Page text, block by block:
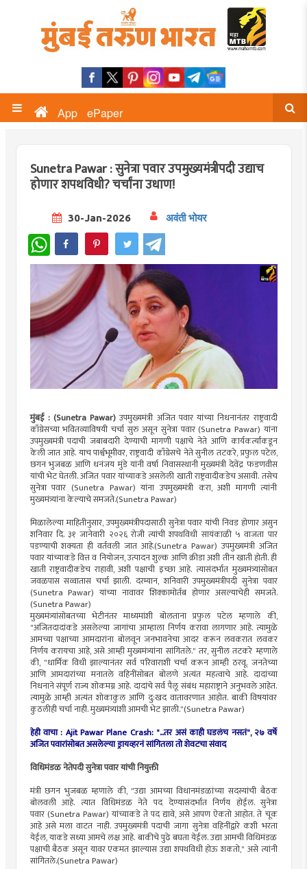
App ePaper
Sunetra Pawar : सुनेत्रा पवार उपमुख्यमंत्रीपदी उद्याच
होणार शपथविधी? चर्चांना उधाण!
30-Jan-2026 अवंती भोयर
WhatsApp
मुंबई : (Sunetra Pawar)उपमुख्यमंत्री अजित पवार यांच्या निधनानंतर राष्ट्रवादी
काँग्रेसच्या भवितव्याविषयी चर्चा सुरु असून सुनेत्रा पवार (Sunetra Pawar) यांना
उपमुख्यमंत्री पदाची जबाबदारी देण्याची मागणी पक्षाचे नेते आणि कार्यकर्त्यांकडून
केली जात आहे. याच पार्श्वभूमीवर, राष्ट्रवादी काँग्रेसचे नेते सुनील तटकरे, प्रफुल पटेल,
छगन भुजबळ आणि धनंजय मुंडे यांनी वर्षा निवासस्थानी मुख्यमंत्री देवेंद्र फडणवीस
यांची भेट घेतली. अजित पवार यांच्याकडे असलेली खाती राष्ट्रवादीकडेच असावी. तसेच
सुनेत्रा पवार (Sunetra Pawar) यांना उपमुख्यमंत्री करा, अशी मागणी त्यांनी
मुख्यमंत्र्यांना केल्याचे समजते.(Sunetra Pawar)
मिळालेल्या माहितीनुसार, उपमुख्यमंत्रीपदासाठी सुनेत्रा पवार यांची निवड होणार असुन
शनिवार दि. ३१ जानेवारी २०२६ रोजी त्यांची शपथविधी सायंकाळी ५ वाजता पार
पडण्याची शक्यता ही वर्तवली जात आहे.(Sunetra Pawar) उपमुख्यमंत्री अजित
पवार यांच्याकडे वित्त व नियोजन, उत्पादन शुल्क आणि क्रीडा अशी तीन खाती होती. ही
खाती राष्ट्रवादीकडेच राहावी, अशी पक्षाची इच्छा आहे. त्यासंदर्भात मुख्यमंत्र्यांसोबत
जवळपास सव्वातास चर्चा झाली. दरम्यान, शनिवारी उपमुख्यमंत्रीपदी सुनेत्रा पवार
(Sunetra Pawar) यांच्या नावावर शिक्कामोर्तब होणार असल्याचेही समजते.
(Sunetra Pawar)
मुख्यमंत्र्यांसोबतच्या भेटीनंतर माध्यमांशी बोलताना प्रफुल पटेल म्हणाले की,
"अजितदादांकडे असलेल्या जागांचा आम्हाला निर्णय करावा लागणार आहे. त्यामुळे
आमच्या पक्षाच्या आमदारांना बोलवून जनभावनेचा आदर करून लवकरात लवकर
निर्णय करायचा आहे, असे आम्ही मुख्यमंत्र्यांना सांगितले." तर, सुनील तटकरे म्हणाले
की, "धार्मिक विधी झाल्यानंतर सर्व परिवाराशी चर्चा करून आम्ही ठरवू. जनतेच्या
आणि आमदारांच्या मनातले वहिनींसोबत बोलणे अत्यंत महत्वाचे आहे. दादांच्या
निधनाने संपूर्ण राज्य शोकमग्न आहे. दादांचे सर्व पैलू संबंध महाराष्ट्राने अनुभवले आहेत.
त्यामुळे आम्ही अत्यंत शोकाकुल आणि दु:खद वातावरणात आहोत. बाकी विषयांवर
कुठलीही चर्चा नाही. मुख्यमंत्र्यांशी आमची भेट झाली."(Sunetra Pawar)
हेही वाचा : Ajit Pawar Plane Crash: "...तर असं काही घडलंच नसतं", २७ वर्षे
अजित पवारांसोबत असलेल्या ड्रायव्हरनं सांगितला तो शेवटचा संवाद
विधिमंडळ नेतेपदी सुनेत्रा पवार यांची नियुक्ती
मंत्री छगन भुजबळ म्हणाले की, "उद्या आमच्या विधानमंडळांच्या सदस्यांची बैठक
बोलवली आहे. त्यात विधिमंडळ नेते पद देण्यासंदर्भात निर्णय होईल. सुनेत्रा
पवार (Sunetra Pawar) यांच्याकडे ते पद द्यावे, असे आपण ऐकतो आहोत. ते चूक
आहे असे मला वाटत नाही. उपमुख्यमंत्री पदाची जागा सुनेत्रा वहिनींद्वारे कशी भरता
येईल, याकडे सध्या आमचे लक्ष आहे. बाकीचे पुढे बघता येईल. उद्या आमची विधिमंडळ
पक्षाची बैठक असून यावर एकमत झाल्यास उद्या शपथविधी होऊ शकतो," असे त्यांनी
सांगितले.(Sunetra Pawar)